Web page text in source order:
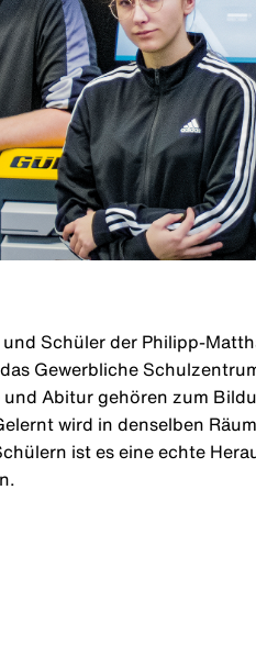
Schüler der Philipp-
Gewerbliche
Abitur gehören zum
wird in denselben
ist es eine echte